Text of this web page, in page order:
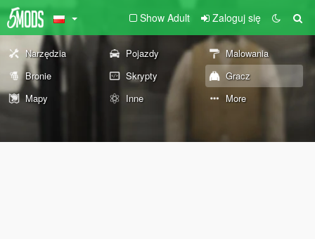
Show Adult Zaloguj się
Narzędzia Pojazdy
Malowania
Bronie
Skrypty
Gracz
Mapy
Inne More